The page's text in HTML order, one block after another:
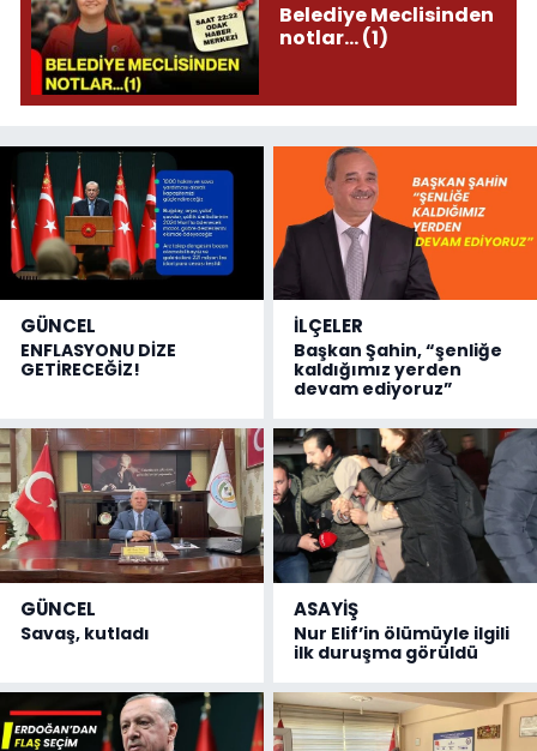
Belediye Meclisinden
notlar... (1)
GÜNCEL
ENFLASYONU DİZE
GETİRECEĞİZ!
İLÇELER
Başkan Şahin, “şenliğe
kaldığımız yerden
devam ediyoruz”
GÜNCEL
Savaş, kutladı
ASAYİŞ
Nur Elif’in ölümüyle ilgili
ilk duruşma görüldü